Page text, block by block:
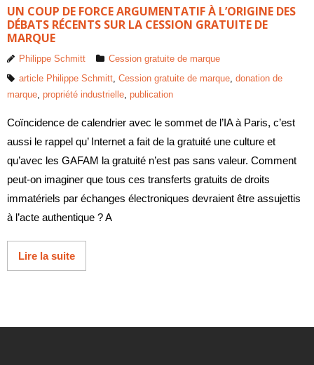
UN COUP DE FORCE ARGUMENTATIF À L’ORIGINE DES
DÉBATS RÉCENTS SUR LA CESSION GRATUITE DE
MARQUE
Philippe Schmitt
Cession gratuite de marque
article Philippe Schmitt, Cession gratuite de marque, donation de
marque, propriété industrielle, publication
Coïncidence de calendrier avec le sommet de l’IA à Paris, c’est
aussi le rappel qu’ Internet a fait de la gratuité une culture et
qu’avec les GAFAM la gratuité n’est pas sans valeur. Comment
peut-on imaginer que tous ces transferts gratuits de droits
immatériels par échanges électroniques devraient être assujettis
à l’acte authentique ? A
Lire la suite